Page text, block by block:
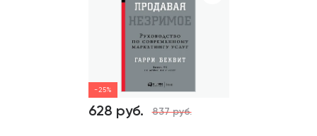
-25%
628 руб. 837 руб.